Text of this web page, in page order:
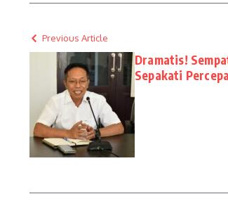
Previous Article
Dramatis!
Sepakati